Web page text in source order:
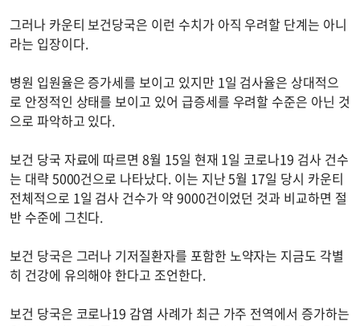
그러나 카운티 보건당국은 이런 수치가 아직 우려할 단계는 아니
라는 입장이다.
병원 입원율은 증가세를 보이고 있지만 1일 검사율은 상대적으
로 안정적인 상태를 보이고 있어 급증세를 우려할 수준은 아닌 것
으로 파악하고 있다.
보건 당국 자료에 따르면 8월 15일 현재 1일 코로나19 검사 건수
는 대략 5000건으로 나타났다. 이는 지난 5월 17일 당시 카운티
전체적으로 1일 검사 건수가 약 9000건이었던 것과 비교하면 절
반 수준에 그친다.
보건 당국은 그러나 기저질환자를 포함한 노약자는 지금도 각별
히 건강에 유의해야 한다고 조언한다.
보건 당국은 코로나19 감염 사례가 최근 가주 전역에서 증가하는